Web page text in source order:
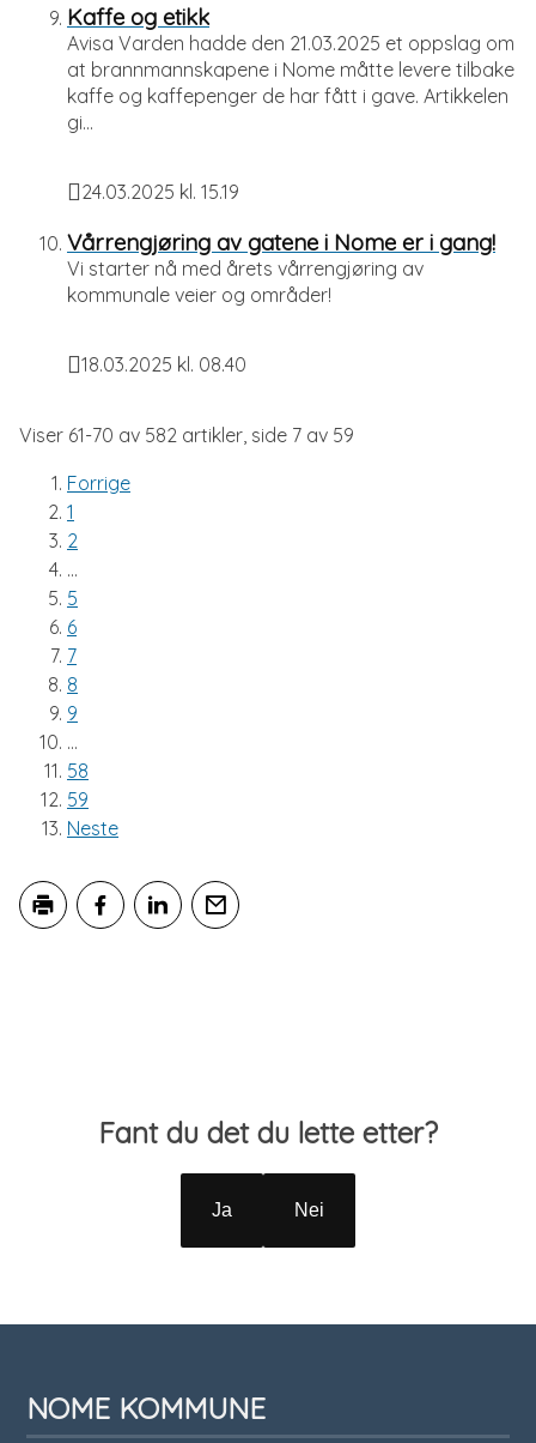
Kaffe og etikk
Avisa Varden hadde den 21.03.2025 et oppslag om
at brannmannskapene i Nome måtte levere tilbake
kaffe og kaffepenger de har fått i gave. Artikkelen
gi...
Publisert
24.03.2025 kl. 15.19
Vårrengjøring av gatene i Nome er i gang!
Vi starter nå med årets vårrengjøring av
kommunale veier og områder!
Publisert
18.03.2025 kl. 08.40
Viser 61-70 av 582 artikler, side 7 av 59
Forrige
1
2
...
5
6
7
8
9
...
58
59
Neste
Tilbakemelding
Fant du det du lette etter?
Ja Nei
NOME KOMMUNE